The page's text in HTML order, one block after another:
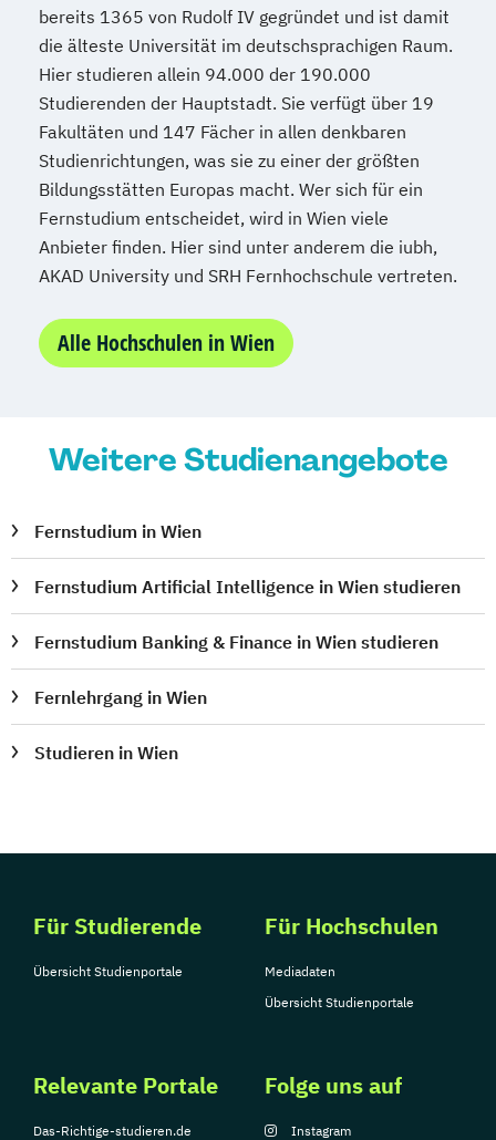
bereits 1365 von Rudolf IV gegründet und ist damit
die älteste Universität im deutschsprachigen Raum.
Hier studieren allein 94.000 der 190.000
Studierenden der Hauptstadt. Sie verfügt über 19
Fakultäten und 147 Fächer in allen denkbaren
Studienrichtungen, was sie zu einer der größten
Bildungsstätten Europas macht. Wer sich für ein
Fernstudium entscheidet, wird in Wien viele
Anbieter finden. Hier sind unter anderem die iubh,
AKAD University und SRH Fernhochschule vertreten.
Alle Hochschulen in Wien
Weitere Studienangebote
Fernstudium in Wien
Fernstudium Artificial Intelligence in Wien studieren
Fernstudium Banking & Finance in Wien studieren
Fernlehrgang in Wien
Studieren in Wien
Für Studierende
Übersicht Studienportale
Für Hochschulen
Mediadaten
Übersicht Studienportale
Relevante Portale
Das-Richtige-studieren.de
Folge uns auf
Instagram